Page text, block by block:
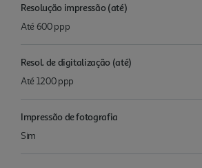
Resolução impressão (até)
Até 600 ppp
Resol. de digitalização (até)
Até 1200 ppp
Impressão de fotografia
Sim